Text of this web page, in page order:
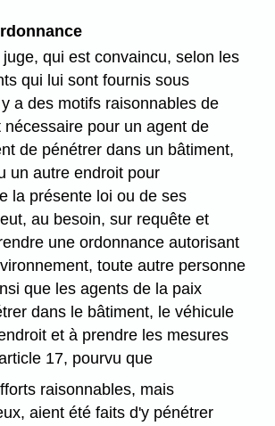
juge, qui est convaincu, selon les
qui lui sont fournis sous
a des motifs raisonnables de
nécessaire pour un agent de
de pénétrer dans un bâtiment,
un autre endroit pour
la présente loi ou de ses
au besoin, sur requête et
une ordonnance autorisant
toute autre personne
que les agents de la paix
dans le bâtiment, le véhicule
et à prendre les mesures
17, pourvu que
raisonnables, mais
aient été faits d'y pénétrer